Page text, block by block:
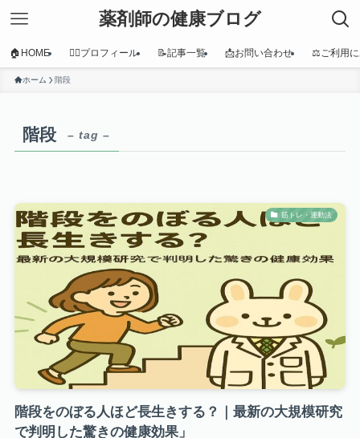
薬剤師の健康ブログ
🏠HOME 👩‍⚕️プロフィール 📝記事一覧 📩お問い合わせ ⚖️ご利用
ホーム 階段
階段 – tag –
筋トレ・運動法
階段をのぼる人ほど長生きする？｜最新の大規模研究
で判明した驚きの健康効果」